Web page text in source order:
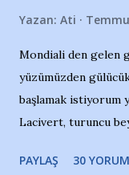
Yazan: Ati
Mondiali den gelen
yüzümüzden
başlamak istiyorum
Lacivert, turuncu
irkildim..
PAYLAŞ 30 YORUM